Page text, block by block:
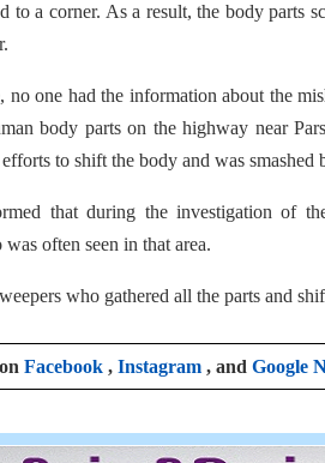
to a corner. As a result, the body parts
no one had the information about the
body parts on the highway near
to shift the body and was smashed
that during the investigation of
often seen in that area.
who gathered all the parts and
Facebook , Instagram , and Google